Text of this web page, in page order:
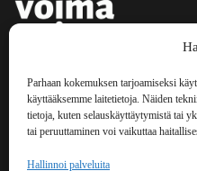
Parhaan kokemuksen tarjoamiseksi
käyttääksemme laitetietoja. Näiden
tietoja, kuten selauskäyttäytymistä tai
tai peruuttaminen voi vaikuttaa
Hallinnoi palveluita
Vellamonkatu 30 B 3 krs.
00550 Helsinki
voima(at)voima.fi